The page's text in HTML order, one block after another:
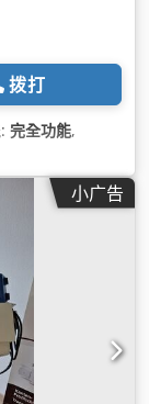
拨打
完全功能,
小广告